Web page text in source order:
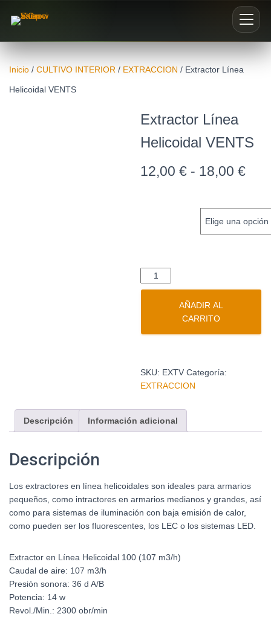
Nosotros
Inicio / CULTIVO INTERIOR / EXTRACCION / Extractor Línea
Helicoidal VENTS
Extractor Línea
Helicoidal VENTS
12,00€ - 18,00€
AÑADIR AL
CARRITO
SKU: EXTV Categoría:
EXTRACCION
Descripción Información adicional
Descripción
Los extractores en línea helicoidales son ideales para armarios
pequeños, como intractores en armarios medianos y grandes, así
como para sistemas de iluminación con baja emisión de calor,
como pueden ser los fluorescentes, los LEC o los sistemas LED.
Extractor en Línea Helicoidal 100 (107 m3/h)
Caudal de aire: 107 m3/h
Presión sonora: 36 d A/B
Potencia: 14 w
Revol./Min.: 2300 obr/min